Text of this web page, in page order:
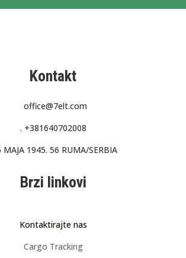
Kontakt
office@7elt.com
. +381640702008
MAJA 1945. 56 RUMA/SERBIA
Brzi linkovi
Kontaktirajte nas
Cargo Tracking